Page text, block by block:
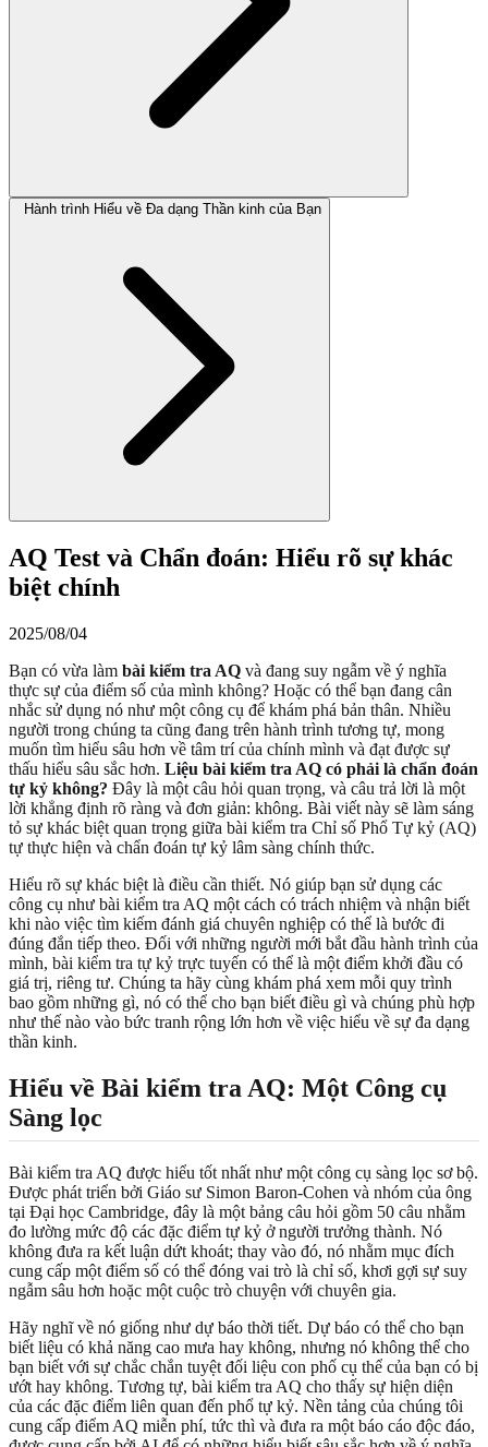
Hành trình Hiểu về Đa dạng Thần kinh của Bạn
AQ Test và Chẩn đoán: Hiểu rõ sự khác
biệt chính
2025/08/04
Bạn có vừa làm bài kiểm tra AQ và đang suy ngẫm về ý nghĩa
thực sự của điểm số của mình không? Hoặc có thể bạn đang cân
nhắc sử dụng nó như một công cụ để khám phá bản thân. Nhiều
người trong chúng ta cũng đang trên hành trình tương tự, mong
muốn tìm hiểu sâu hơn về tâm trí của chính mình và đạt được sự
thấu hiểu sâu sắc hơn. Liệu bài kiểm tra AQ có phải là chẩn đoán
tự kỷ không? Đây là một câu hỏi quan trọng, và câu trả lời là một
lời khẳng định rõ ràng và đơn giản: không. Bài viết này sẽ làm sáng
tỏ sự khác biệt quan trọng giữa bài kiểm tra Chỉ số Phổ Tự kỷ (AQ)
tự thực hiện và chẩn đoán tự kỷ lâm sàng chính thức.
Hiểu rõ sự khác biệt là điều cần thiết. Nó giúp bạn sử dụng các
công cụ như bài kiểm tra AQ một cách có trách nhiệm và nhận biết
khi nào việc tìm kiếm đánh giá chuyên nghiệp có thể là bước đi
đúng đắn tiếp theo. Đối với những người mới bắt đầu hành trình của
mình, bài kiểm tra tự kỷ trực tuyến có thể là một điểm khởi đầu có
giá trị, riêng tư. Chúng ta hãy cùng khám phá xem mỗi quy trình
bao gồm những gì, nó có thể cho bạn biết điều gì và chúng phù hợp
như thế nào vào bức tranh rộng lớn hơn về việc hiểu về sự đa dạng
thần kinh.
Hiểu về Bài kiểm tra AQ: Một Công cụ
Sàng lọc
Bài kiểm tra AQ được hiểu tốt nhất như một công cụ sàng lọc sơ bộ.
Được phát triển bởi Giáo sư Simon Baron-Cohen và nhóm của ông
tại Đại học Cambridge, đây là một bảng câu hỏi gồm 50 câu nhằm
đo lường mức độ các đặc điểm tự kỷ ở người trưởng thành. Nó
không đưa ra kết luận dứt khoát; thay vào đó, nó nhằm mục đích
cung cấp một điểm số có thể đóng vai trò là chỉ số, khơi gợi sự suy
ngẫm sâu hơn hoặc một cuộc trò chuyện với chuyên gia.
Hãy nghĩ về nó giống như dự báo thời tiết. Dự báo có thể cho bạn
biết liệu có khả năng cao mưa hay không, nhưng nó không thể cho
bạn biết với sự chắc chắn tuyệt đối liệu con phố cụ thể của bạn có bị
ướt hay không. Tương tự, bài kiểm tra AQ cho thấy sự hiện diện
của các đặc điểm liên quan đến phổ tự kỷ. Nền tảng của chúng tôi
cung cấp điểm AQ miễn phí, tức thì và đưa ra một báo cáo độc đáo,